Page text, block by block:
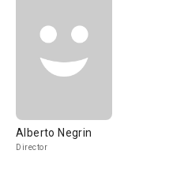
Alberto Negrin
Director